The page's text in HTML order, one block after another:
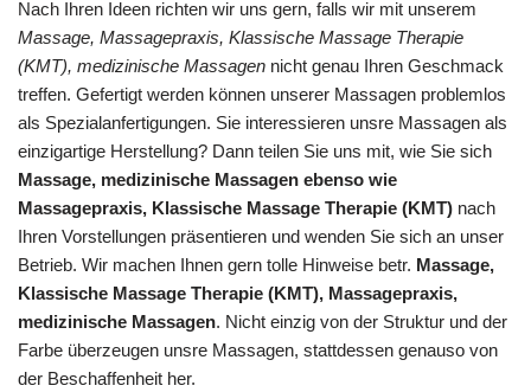
Nach Ihren Ideen richten wir uns gern, falls wir mit unserem
Massage, Massagepraxis, Klassische Massage Therapie
(KMT), medizinische Massagen nicht genau Ihren Geschmack
treffen. Gefertigt werden können unserer Massagen problemlos
als Spezialanfertigungen. Sie interessieren unsre Massagen als
einzigartige Herstellung? Dann teilen Sie uns mit, wie Sie sich
Massage, medizinische Massagen ebenso wie
Massagepraxis, Klassische Massage Therapie (KMT) nach
Ihren Vorstellungen präsentieren und wenden Sie sich an unser
Betrieb. Wir machen Ihnen gern tolle Hinweise betr. Massage,
Klassische Massage Therapie (KMT), Massagepraxis,
medizinische Massagen. Nicht einzig von der Struktur und der
Farbe überzeugen unsre Massagen, stattdessen genauso von
der Beschaffenheit her.